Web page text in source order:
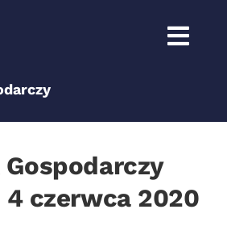
czerwca 2020